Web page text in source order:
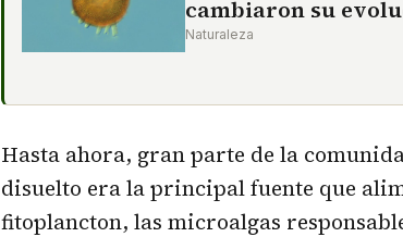
cambiaron su
Naturaleza
Hasta ahora, gran parte de la
disuelto era la principal fuente que
fitoplancton, las microalgas